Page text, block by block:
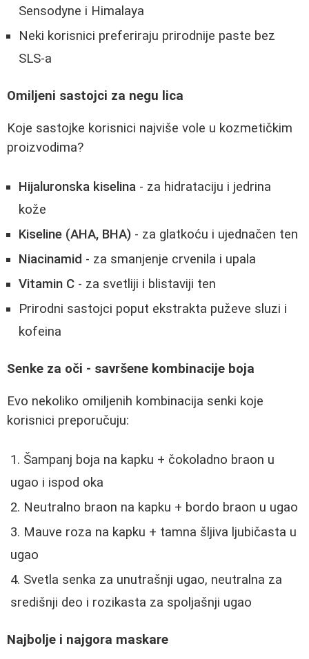
Sensodyne i Himalaya
Neki korisnici preferiraju prirodnije paste bez
SLS-a
Omiljeni sastojci za negu lica
Koje sastojke korisnici najviše vole u kozmetičkim
proizvodima?
Hijaluronska kiselina - za hidrataciju i jedrina
kože
Kiseline (AHA, BHA) - za glatkoću i ujednačen ten
Niacinamid - za smanjenje crvenila i upala
Vitamin C - za svetliji i blistaviji ten
Prirodni sastojci poput ekstrakta puževe sluzi i
kofeina
Senke za oči - savršene kombinacije boja
Evo nekoliko omiljenih kombinacija senki koje
korisnici preporučuju:
Šampanj boja na kapku + čokoladno braon u
ugao i ispod oka
Neutralno braon na kapku + bordo braon u ugao
Mauve roza na kapku + tamna šljiva ljubičasta u
ugao
Svetla senka za unutrašnji ugao, neutralna za
središnji deo i rozikasta za spoljašnji ugao
Najbolje i najgora maskare